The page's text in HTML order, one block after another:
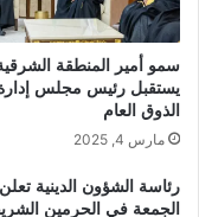
سمو أمير المنطقة
يستقبل رئيس مجلس
الذوق العام
مارس 4, 2025
رئاسة الشؤون الدينية
الجمعة في الحرمين